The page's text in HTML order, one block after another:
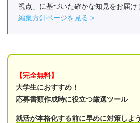
視点」に基づいた確かな知見をお届け
編集方針ページを見る
【完全無料】
大学生におすすめ！
応募書類作成時に役立つ厳選ツール
就活が本格化する前に早めに対策しよ